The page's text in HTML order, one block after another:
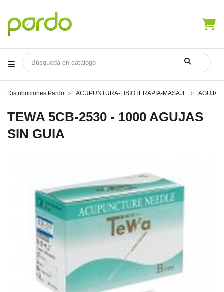
Distribuciones Pardo ACUPUNTURA-FISIOTERAPIA-MASAJE AGUJAS
TEWA 5CB-2530 - 1000 AGUJAS
SIN GUIA